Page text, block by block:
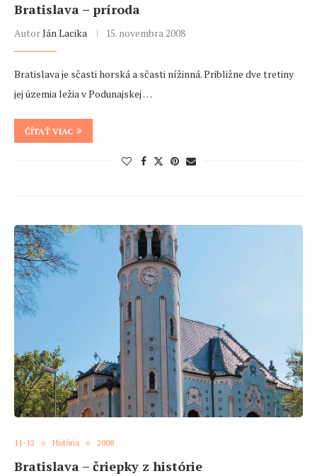
Bratislava – príroda
AutorJán Lacika 15. novembra 2008
Bratislava je sčasti horská a sčasti nížinná. Približne dve tretiny
jej územia ležia v Podunajskej …
ČÍTAŤ VIAC
11-12 História 2008
Bratislava – čriepky z histórie